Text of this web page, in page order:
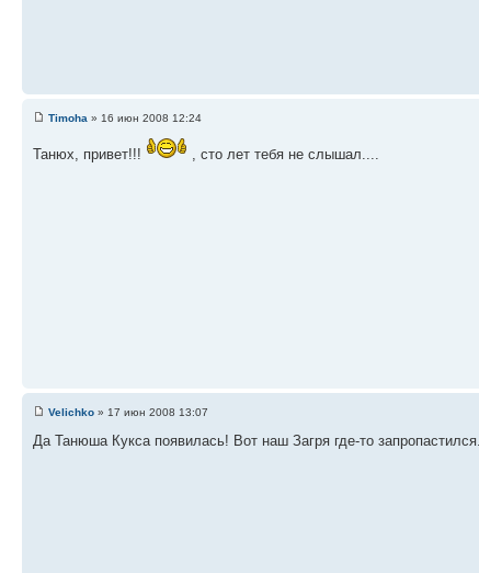
Timoha » 16 июн 2008 12:24
Танюх, привет!!! , сто лет тебя не слышал....
Velichko » 17 июн 2008 13:07
Да Танюша Кукса появилась! Вот наш Загря где-то